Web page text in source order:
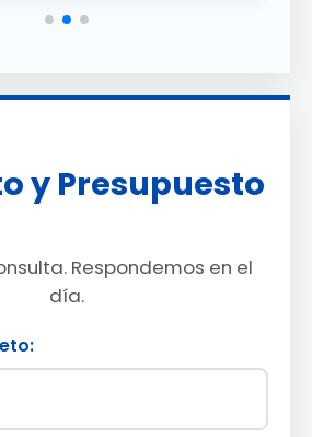
y Presupuesto
Respondemos en el
día.